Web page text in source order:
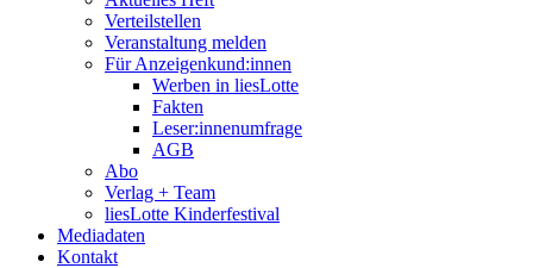
Verteilstellen
Veranstaltung melden
Für Anzeigenkund:innen
Werben in liesLotte
Fakten
Leser:innenumfrage
AGB
Abo
Verlag + Team
liesLotte Kinderfestival
Mediadaten
Kontakt